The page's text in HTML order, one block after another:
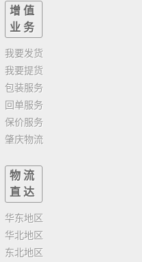
增值
业务
我要发货
我要提货
包装服务
回单服务
保价服务
肇庆物流
物流
直达
华东地区
华北地区
东北地区